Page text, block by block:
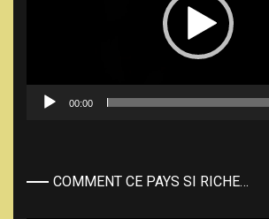
00:00
COMMENT CE PAYS SI RICHE…